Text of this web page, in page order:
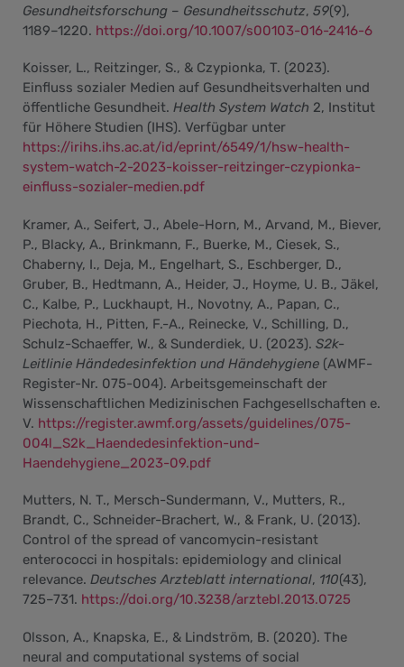
Gesundheitsforschung – Gesundheitsschutz, 59(9),
1189–1220. https://doi.org/10.1007/s00103-016-2416-6
Koisser, L., Reitzinger, S., & Czypionka, T. (2023).
Einfluss sozialer Medien auf Gesundheitsverhalten und
öffentliche Gesundheit. Health System Watch 2, Institut
für Höhere Studien (IHS). Verfügbar unter
https://irihs.ihs.ac.at/id/eprint/6549/1/hsw-health-
system-watch-2-2023-koisser-reitzinger-czypionka-
einfluss-sozialer-medien.pdf
Kramer, A., Seifert, J., Abele-Horn, M., Arvand, M., Biever,
P., Blacky, A., Brinkmann, F., Buerke, M., Ciesek, S.,
Chaberny, I., Deja, M., Engelhart, S., Eschberger, D.,
Gruber, B., Hedtmann, A., Heider, J., Hoyme, U. B., Jäkel,
C., Kalbe, P., Luckhaupt, H., Novotny, A., Papan, C.,
Piechota, H., Pitten, F.-A., Reinecke, V., Schilling, D.,
Schulz-Schaeffer, W., & Sunderdiek, U. (2023). S2k-
Leitlinie Händedesinfektion und Händehygiene (AWMF-
Register-Nr. 075-004). Arbeitsgemeinschaft der
Wissenschaftlichen Medizinischen Fachgesellschaften e.
V. https://register.awmf.org/assets/guidelines/075-
004l_S2k_Haendedesinfektion-und-
Haendehygiene_2023-09.pdf
Mutters, N. T., Mersch-Sundermann, V., Mutters, R.,
Brandt, C., Schneider-Brachert, W., & Frank, U. (2013).
Control of the spread of vancomycin-resistant
enterococci in hospitals: epidemiology and clinical
relevance. Deutsches Arzteblatt international, 110(43),
725–731. https://doi.org/10.3238/arztebl.2013.0725
Olsson, A., Knapska, E., & Lindström, B. (2020). The
neural and computational systems of social